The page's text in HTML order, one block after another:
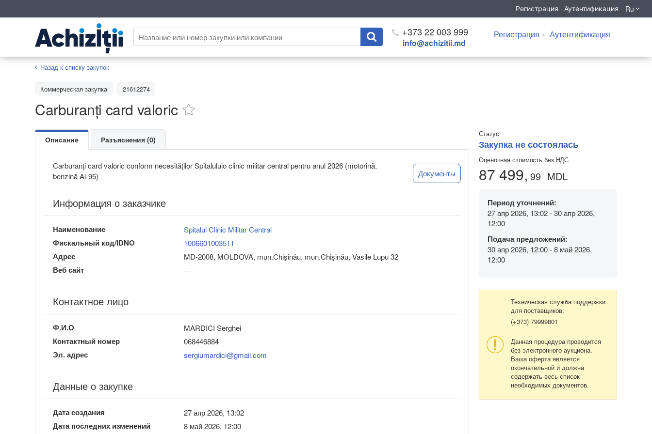
Регистрация Аутентификация Ru
+373 22 003 999
info@achizitii.md
Регистрация Аутентификация
Назад к списку закупок
Коммерческая закупка 21612274
Carburanți card valoric
Статус
Закупка не состоялась
Оценочная стоимость без НДС
87 499, 99 MDL
Период уточнений:
27 апр 2026, 13:02 - 30 апр 2026,
12:00
Подача предложений:
30 апр 2026, 12:00 - 8 май 2026,
12:00
Техническая служба поддержки
для поставщиков:
(+373) 79999801
Данная процедура проводится
без электронного аукциона.
Ваша оферта является
окончательной и должна
содержать весь список
необходимых документов.
Описание Разъяснения (0)
Carburanți card valoric conform necesităților Spitaluluio clinic militar central pentru anul 2026 (motorină,
benzină Ai-95)
Документы
Информация о заказчике
Наименование Spitalul Clinic Militar Central
Фискальный код/IDNO 1006601003511
Адрес MD-2008, MOLDOVA, mun.Chişinău, mun.Chişinău, Vasile Lupu 32
Веб сайт ---
Контактное лицо
Ф.И.О MARDICI Serghei
Контактный номер 068446884
Эл. адрес sergiumardici@gmail.com
Данные о закупке
Дата создания 27 апр 2026, 13:02
Дата последних изменений 8 май 2026, 12:00